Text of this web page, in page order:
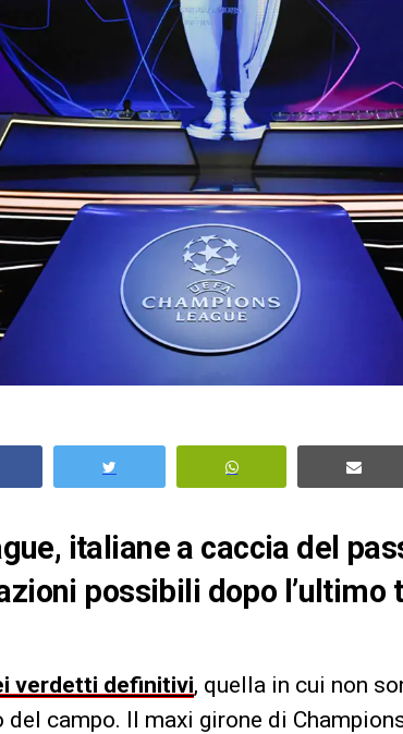
italiane a caccia del
possibili dopo l’ultimo
verdetti definitivi, quella in cui non
campo. Il maxi girone di